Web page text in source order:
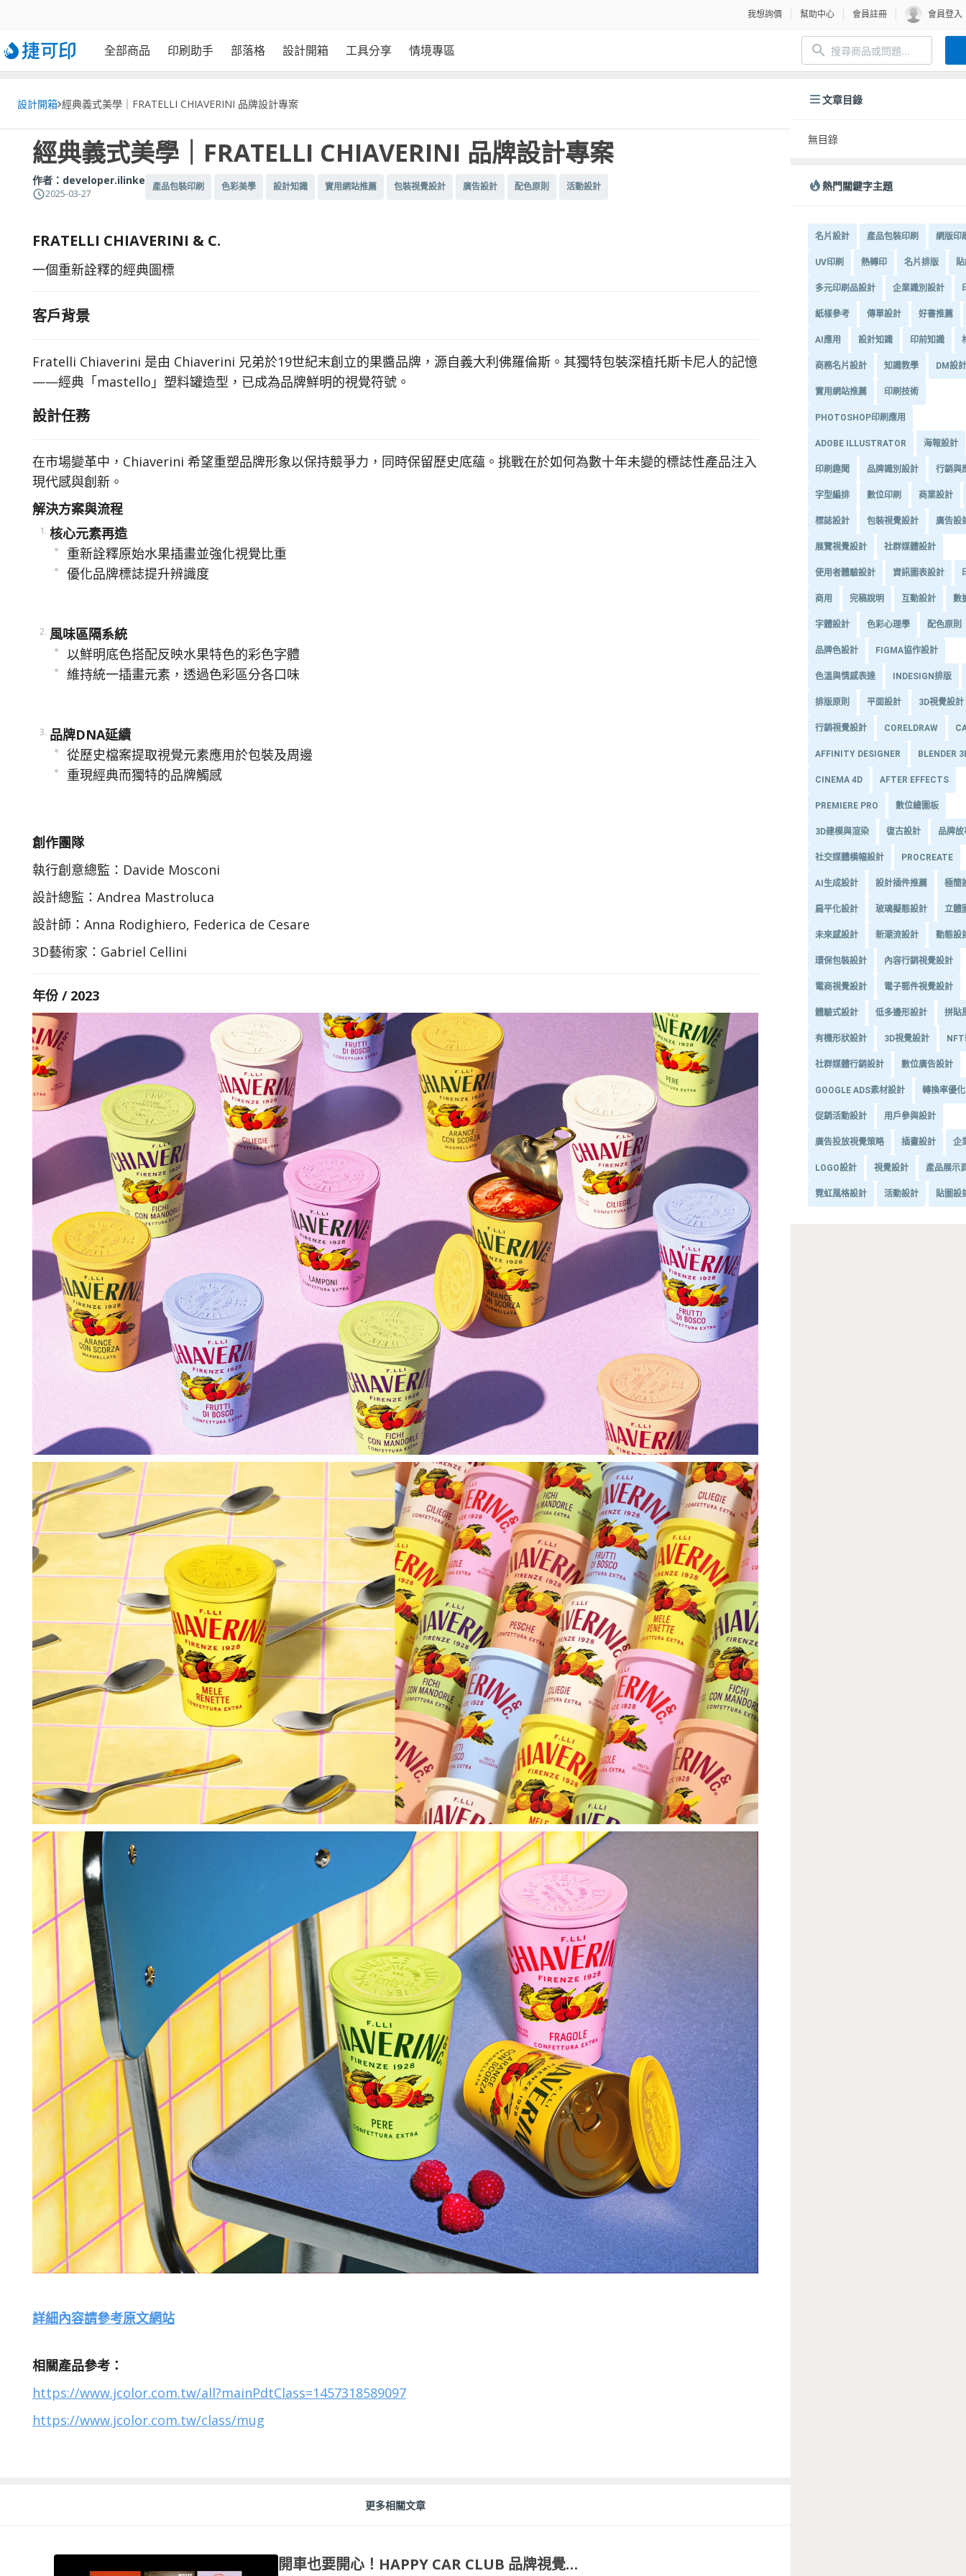
我想詢價 幫助中心 會員註冊 會員登入
全部商品 印刷助手 部落格 設計開箱 工具分享 情境專區
設計開箱 經典義式美學｜FRATELLI CHIAVERINI 品牌設計專案
經典義式美學｜FRATELLI CHIAVERINI 品牌設計專案
作者： developer.ilinke
2025-03-27
產品包裝印刷 色彩美學 設計知識 實用網站推薦 包裝視覺設計 廣告設計 配色原則 活動設計
FRATELLI CHIAVERINI & C.
一個重新詮釋的經典圖標
客戶背景
Fratelli Chiaverini 是由 Chiaverini 兄弟於19世紀末創立的果醬品牌，源自義大利佛羅倫斯。其獨特包裝深植托斯卡尼人的記憶
——經典「mastello」塑料罐造型，已成為品牌鮮明的視覺符號。
設計任務
在市場變革中，Chiaverini 希望重塑品牌形象以保持競爭力，同時保留歷史底蘊。挑戰在於如何為數十年未變的標誌性產品注入
現代感與創新。
解決方案與流程
核心元素再造
重新詮釋原始水果插畫並強化視覺比重
優化品牌標誌提升辨識度
風味區隔系統
以鮮明底色搭配反映水果特色的彩色字體
維持統一插畫元素，透過色彩區分各口味
品牌DNA延續
從歷史檔案提取視覺元素應用於包裝及周邊
重現經典而獨特的品牌觸感
創作團隊
執行創意總監：Davide Mosconi
設計總監：Andrea Mastroluca
設計師：Anna Rodighiero, Federica de Cesare
3D藝術家：Gabriel Cellini
年份 / 2023
詳細內容請參考原文網站
相關產品參考：
https://www.jcolor.com.tw/all?mainPdtClass=1457318589097
https://www.jcolor.com.tw/class/mug
更多相關文章
開車也要開心！HAPPY CAR CLUB 品牌視覺設計亮眼登場
文章目錄
無目錄
熱門關鍵字主題
名片設計 產品包裝印刷 網版印
UV印刷 熱轉印 名片排版
多元印刷品設計 企業識別設計
紙樣參考 傳單設計 好書推薦
AI應用 設計知識 印前知識
商務名片設計 知識教學 DM設計
實用網站推薦 印刷技術
PHOTOSHOP印刷應用
ADOBE ILLUSTRATOR 海報設計
印刷趣聞 品牌識別設計 行銷與
字型編排 數位印刷 商業設計
標誌設計 包裝視覺設計 廣告設
展覽視覺設計 社群媒體設計
使用者體驗設計 資訊圖表設計
商用 完稿說明 互動設計 數
字體設計 色彩心理學 配色原則
品牌色設計 FIGMA協作設計
色溫與情感表達 INDESIGN排版
排版原則 平面設計 3D視覺設計
行銷視覺設計 CORELDRAW
AFFINITY DESIGNER BLENDER
CINEMA 4D AFTER EFFECTS
PREMIERE PRO 數位繪圖板
3D建模與渲染 復古設計 品牌
社交媒體橫幅設計 PROCREATE
AI生成設計 設計插件推薦 極簡
扁平化設計 玻璃擬態設計 立體
未來感設計 新潮流設計 動態設
環保包裝設計 內容行銷視覺設計
電商視覺設計 電子郵件視覺設計
體驗式設計 低多邊形設計 拼貼
有機形狀設計 3D視覺設計
社群媒體行銷設計 數位廣告設計
GOOGLE ADS素材設計 轉換率優
促銷活動設計 用戶參與設計
廣告投放視覺策略 插畫設計 企
LOGO設計 視覺設計 產品展示
霓虹風格設計 活動設計 貼圖設